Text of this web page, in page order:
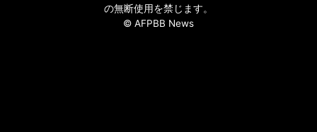
の無断使用を禁じます。
© AFPBB News